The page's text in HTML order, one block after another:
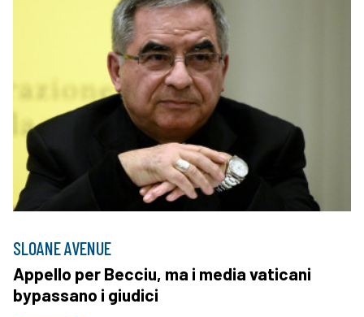
SLOANE AVENUE
Appello per Becciu, ma i media vaticani
bypassano i giudici